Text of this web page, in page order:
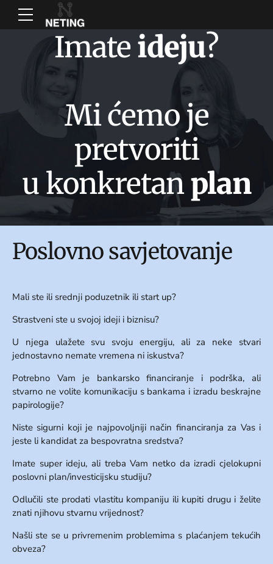
Imate ideju?
Mi ćemo je
pretvoriti
u konkretanplan
Poslovno savjetovanje
Mali ste ili srednji poduzetnik ili start up?
Strastveni ste u svojoj ideji i biznisu?
U njega ulažete svu svoju energiju, ali za neke stvari
jednostavno nemate vremena ni iskustva?
Potrebno Vam je bankarsko financiranje i podrška, ali
stvarno ne volite komunikaciju s bankama i izradu beskrajne
papirologije?
Niste sigurni koji je najpovoljniji način financiranja za Vas i
jeste li kandidat za bespovratna sredstva?
Imate super ideju, ali treba Vam netko da izradi cjelokupni
poslovni plan/investicijsku studiju?
Odlučili ste prodati vlastitu kompaniju ili kupiti drugu i želite
znati njihovu stvarnu vrijednost?
Našli ste se u privremenim problemima s plaćanjem tekućih
obveza?